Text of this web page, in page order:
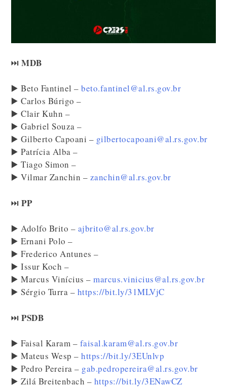
⏭️MDB
▶️ Beto Fantinel –beto.fantinel@al.rs.gov.br
▶️ Carlos Búrigo –
▶️ Clair Kuhn –
▶️ Gabriel Souza –
▶️ Gilberto Capoani – gilbertocapoani@al.rs.gov.br
▶️ Patrícia Alba –
▶️ Tiago Simon –
▶️ Vilmar Zanchin – zanchin@al.rs.gov.br
⏭️PP
▶️ Adolfo Brito – ajbrito@al.rs.gov.br
▶️ Ernani Polo –
▶️ Frederico Antunes –
▶️ Issur Koch –
▶️ Marcus Vinícius –marcus.vinicius@al.rs.gov.br
▶️ Sérgio Turra – https://bit.ly/31MLVjC
⏭️PSDB
▶️ Faisal Karam – faisal.karam@al.rs.gov.br
▶️ Mateus Wesp –https://bit.ly/3EUnlvp
▶️ Pedro Pereira – gab.pedropereira@al.rs.gov.br
▶️ Zilá Breitenbach – https://bit.ly/3ENawCZ